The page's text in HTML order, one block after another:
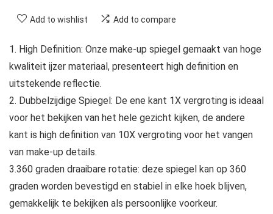
Add to wishlist Add to compare
1. High Definition: Onze make-up spiegel gemaakt van hoge
kwaliteit ijzer materiaal, presenteert high definition en
uitstekende reflectie.
2. Dubbelzijdige Spiegel: De ene kant 1X vergroting is ideaal
voor het bekijken van het hele gezicht kijken, de andere
kant is high definition van 10X vergroting voor het vangen
van make-up details.
3.360 graden draaibare rotatie: deze spiegel kan op 360
graden worden bevestigd en stabiel in elke hoek blijven,
gemakkelijk te bekijken als persoonlijke voorkeur.